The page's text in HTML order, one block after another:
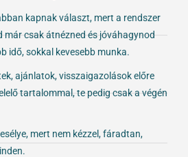
kapnak választ, mert a rendszer
már csak átnézned és jóváhagynod
idő, sokkal kevesebb munka.
ajánlatok, visszaigazolások előre
tartalommal, te pedig csak a végén
mert nem kézzel, fáradtan,